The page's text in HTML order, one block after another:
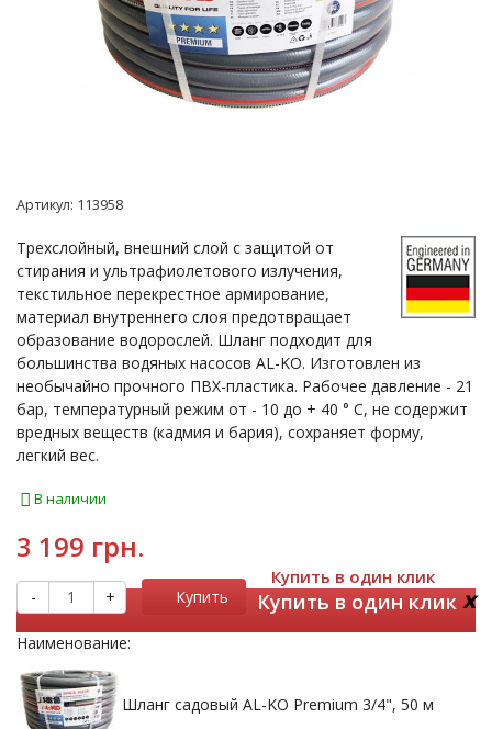
Артикул: 113958
Трехслойный, внешний слой с защитой от
стирания и ультрафиолетового излучения,
текстильное перекрестное армирование,
материал внутреннего слоя предотвращает
образование водорослей. Шланг подходит для
большинства водяных насосов AL-KO. Изготовлен из
необычайно прочного ПВХ-пластика. Рабочее давление - 21
бар, температурный режим от - 10 до + 40 ° С, не содержит
вредных веществ (кадмия и бария), сохраняет форму,
легкий вес.
В наличии
3 199 грн.
- + Купить
Купить в один клик
Купить в один клик x
Наименование:
Шланг садовый AL-KO Premium 3/4", 50 м